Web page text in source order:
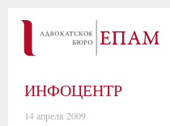
ИНФОЦЕНТР
14 апреля 2009